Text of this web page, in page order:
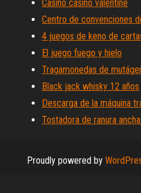
Casino casino valentine
Centro de convenciones
4 juegos de keno de
El juego fuego y hielo
Tragamonedas de
Black jack whisky 12 años
Descarga de la máquina
Tostadora de ranura
Proudly powered by